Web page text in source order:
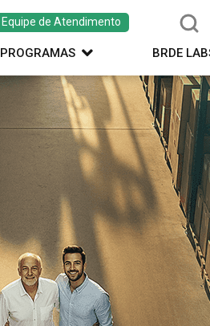
Equipe de Atendimento
PROGRAMAS BRDE